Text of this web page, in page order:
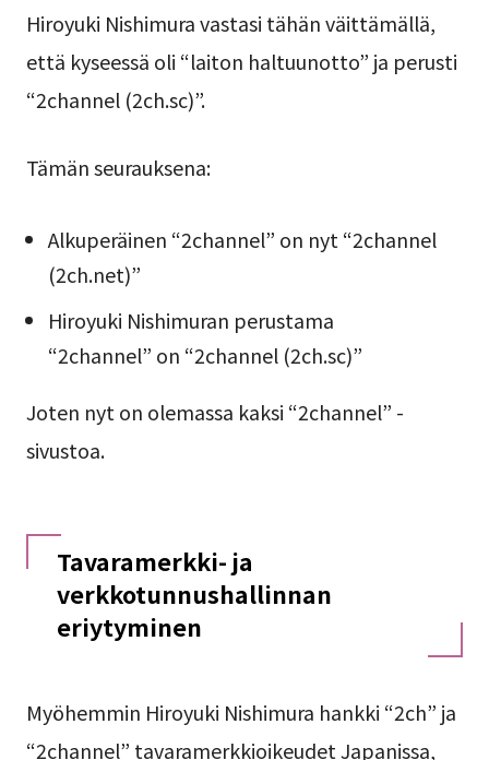
Hiroyuki Nishimura vastasi tähän väittämällä,
että kyseessä oli “laiton haltuunotto” ja perusti
“2channel (2ch.sc)”.
Tämän seurauksena:
Alkuperäinen “2channel” on nyt “2channel
(2ch.net)”
Hiroyuki Nishimuran perustama
“2channel” on “2channel (2ch.sc)”
Joten nyt on olemassa kaksi “2channel” -
sivustoa.
Tavaramerkki- ja
verkkotunnushallinnan
eriytyminen
Myöhemmin Hiroyuki Nishimura hankki “2ch” ja
“2channel” tavaramerkkioikeudet Japanissa,